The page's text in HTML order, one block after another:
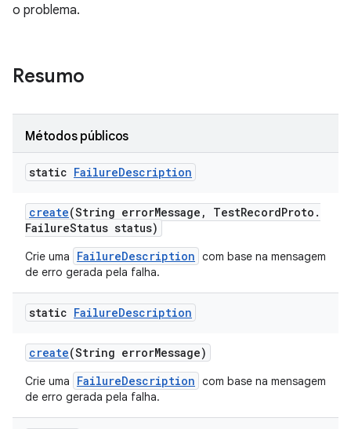
o problema.
Resumo
Métodos públicos
static FailureDescription
create(String errorMessage , TestRecordProto .
FailureStatus status)
Crie uma FailureDescription com base na mensagem
de erro gerada pela falha.
static FailureDescription
create(String errorMessage)
Crie uma FailureDescription com base na mensagem
de erro gerada pela falha.